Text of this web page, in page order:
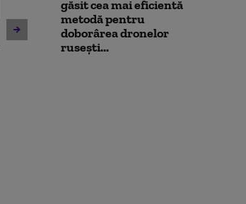
Moody's menține ratingul de
țară al României, cu
perspectivă negativă.
găsit cea mai eficientă
metodă pentru
doborârea dronelor
rusești...